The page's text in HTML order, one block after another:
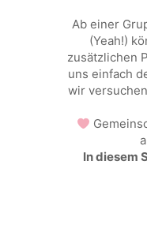
Ab einer
(Yeah!)
zusätzlichen
uns einfach
wir
In diesem